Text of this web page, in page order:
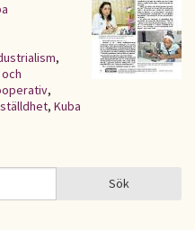
,
,
, Kuba
Sök